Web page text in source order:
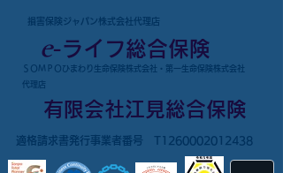
損害保険ジャパン株式会社代理店
e-ライフ総合保険
ＳＯＭＰＯひまわり生命保険株式会社・第一生命保険株式会社
代理店
有限会社江見総合保険
適格請求書発行事業者番号 T1260002012438